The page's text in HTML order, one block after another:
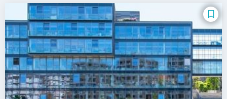
Digitales Live Studium (DLS)
Wirtschaftspsychologie